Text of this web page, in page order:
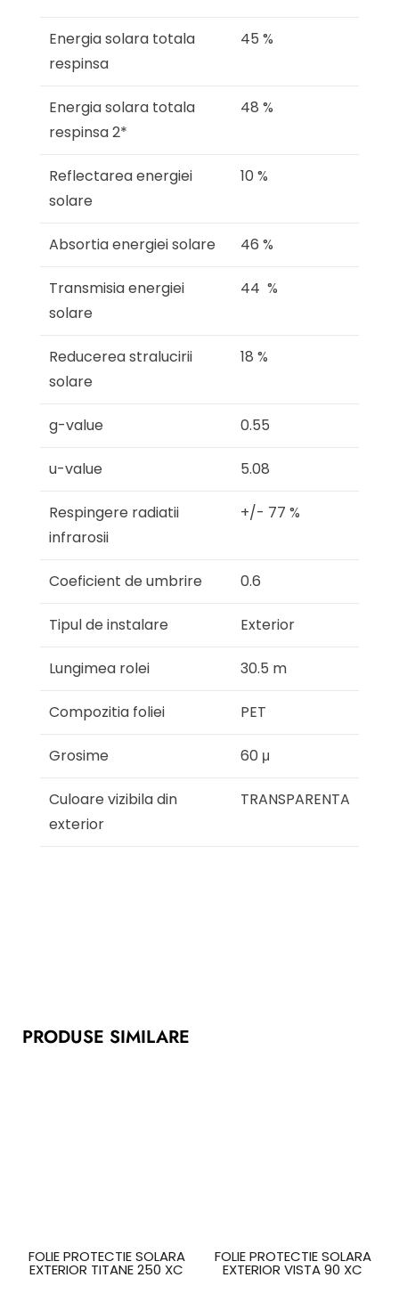
Energia solara totala
respinsa
45 %
Energia solara totala
respinsa 2*
48 %
Reflectarea energiei
solare
10 %
Absortia energiei solare 46 %
Transmisia energiei
solare
44 %
Reducerea stralucirii
solare
18 %
g-value 0.55
u-value 5.08
Respingere radiatii
infrarosii
+/- 77 %
Coeficient de umbrire 0.6
Tipul de instalare Exterior
Lungimea rolei 30.5 m
Compozitia foliei PET
Grosime 60 μ
Culoare vizibila din
exterior
TRANSPARENTA
PRODUSE SIMILARE
FOLIE PROTECTIE SOLARA
EXTERIOR TITANE 250 XC
FOLIE PROTECTIE SOLARA
EXTERIOR VISTA 90 XC